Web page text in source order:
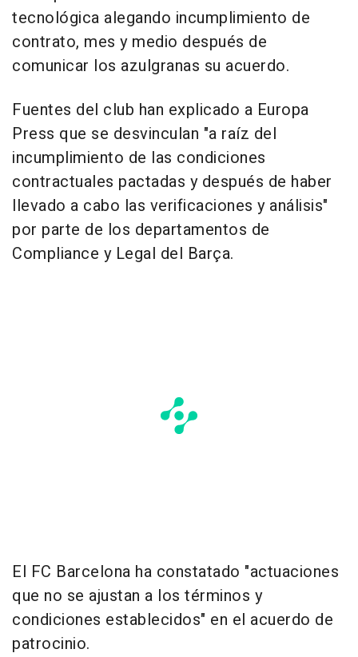
tecnológica alegando incumplimiento de
contrato, mes y medio después de
comunicar los azulgranas su acuerdo.
Fuentes del club han explicado a Europa
Press que se desvinculan "a raíz del
incumplimiento de las condiciones
contractuales pactadas y después de haber
llevado a cabo las verificaciones y análisis"
por parte de los departamentos de
Compliance y Legal del Barça.
El FC Barcelona ha constatado "actuaciones
que no se ajustan a los términos y
condiciones establecidos" en el acuerdo de
patrocinio.